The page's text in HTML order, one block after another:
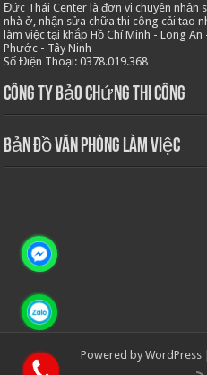
Đức Thái Center là đơn vị chuyên nhận
nhà ở, nhận sửa chữa thi công cải tạo
làm việc tại khắp Hồ Chí Minh - Long
Phước - Tây Ninh
Số Điện Thoại: 0378.019.368
Công ty bảo chứng thi công
Bản Đồ Văn Phòng Làm Việc
Powered by WordPress